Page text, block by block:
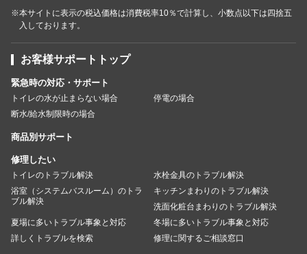
※本サイトに表示の税込価格は消費税率10％で計算し、小数点以下は四捨五
入しております。
お客様サポートトップ
緊急時の対応・サポート
トイレの水が止まらない場合
停電の場合
断水/給水制限時の場合
商品別サポート
修理したい
トイレのトラブル解決
水栓金具のトラブル解決
浴室（システムバスルーム）のトラ
ブル解決
キッチンまわりのトラブル解決
洗面化粧台まわりのトラブル解決
夏場に多いトラブル事象と対応
冬場に多いトラブル事象と対応
詳しくトラブルを検索
修理に関するご相談窓口